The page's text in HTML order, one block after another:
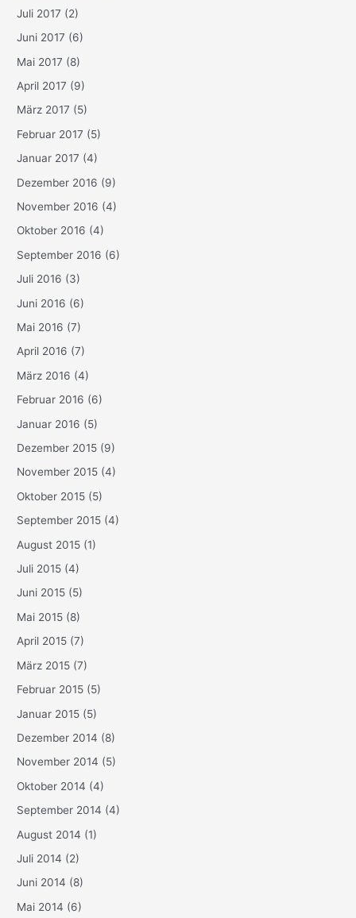
Juli 2017 (2)
Juni 2017 (6)
Mai 2017 (8)
April 2017 (9)
März 2017 (5)
Februar 2017 (5)
Januar 2017 (4)
Dezember 2016 (9)
November 2016 (4)
Oktober 2016 (4)
September 2016 (6)
Juli 2016 (3)
Juni 2016 (6)
Mai 2016 (7)
April 2016 (7)
März 2016 (4)
Februar 2016 (6)
Januar 2016 (5)
Dezember 2015 (9)
November 2015 (4)
Oktober 2015 (5)
September 2015 (4)
August 2015 (1)
Juli 2015 (4)
Juni 2015 (5)
Mai 2015 (8)
April 2015 (7)
März 2015 (7)
Februar 2015 (5)
Januar 2015 (5)
Dezember 2014 (8)
November 2014 (5)
Oktober 2014 (4)
September 2014 (4)
August 2014 (1)
Juli 2014 (2)
Juni 2014 (8)
Mai 2014 (6)